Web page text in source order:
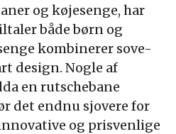
og køjesenge, har
både børn og
kombinerer sove-
design. Nogle af
en rutschebane
det endnu sjovere for
og prisvenlige